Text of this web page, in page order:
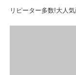
リピーター多数!大人